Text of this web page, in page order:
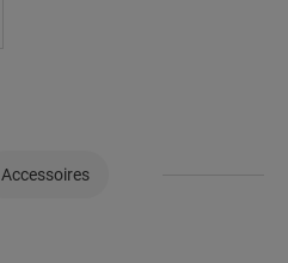
Accessoires